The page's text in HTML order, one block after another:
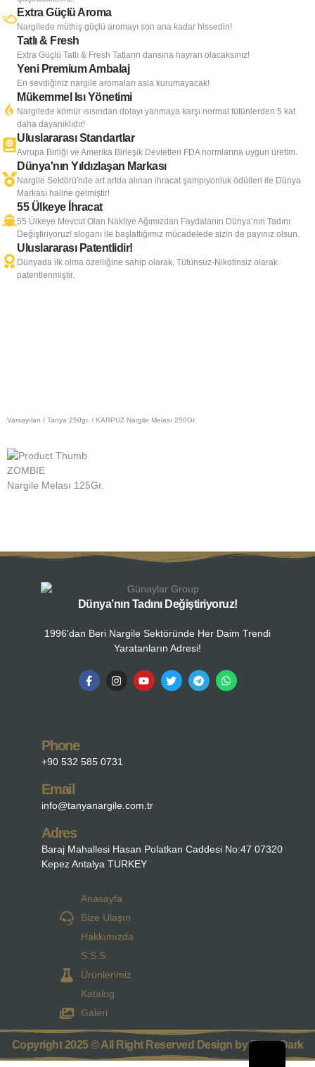
Extra Güçlü Aroma
Nargilede müthiş güçlü aromayı son ana kadar hissedin!
Tatlı & Fresh
Extra Güçlü Tatlı & Fresh Tatların dansına hayran olacaksınız!
Yeni Premium Ambalaj
En sevdiğiniz nargile aromaları asla kurumayacak!
Mükemmel Isı Yönetimi
Nargilede kömür ısısından dolayı yanmaya karşı normal tütünlerden 5 kat
daha dayanıklıdır!
Uluslararası Standartlar
Avrupa Birliği ve Amerika Birleşik Devletleri FDA normlarına uygun üretim.
Dünya'nın Yıldızlaşan Markası
Nargile Sektörü'nde art artda alınan ihracat şampiyonluk ödülleri ile Dünya
Markası haline gelmiştir!
55 Ülkeye İhracat
55 Ülkeye Mevcut Olan Nakliye Ağımızdan Faydalanın Dünya’nın Tadını
Değiştiriyoruz! sloganı ile başlattığımız mücadelede sizin de payınız olsun.
Uluslararası Patentlidir!
Dünyada ilk olma özelliğine sahip olarak, Tütünsüz-Nikotinsiz olarak
patentlenmiştir.
Varsayılan / Tanya 250gr. / KARPUZ Nargile Melası 250Gr
ZOMBIE
Nargile Melası 125Gr.
Dünya’nın Tadını Değiştiriyoruz!
1996'dan Beri Nargile Sektöründe Her Daim Trendi
Yaratanların Adresi!
Phone
+90 532 585 0731
Email
info@tanyanargile.com.tr
Adres
Baraj Mahallesi Hasan Polatkan Caddesi No:47 07320
Kepez Antalya TURKEY
Anasayfa
Bize Ulaşın
Hakkımızda
S.S.S.
Ürünlerimiz
Katalog
Galeri
Copyright 2025 © All Right Reserved Design by Parra Dark